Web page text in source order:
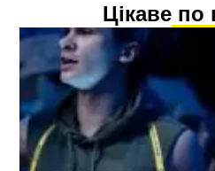
Цікаве по